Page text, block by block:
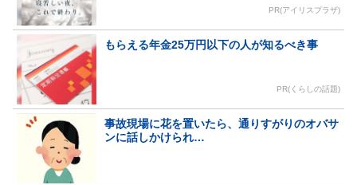
PR(アイリスプラザ)
もらえる年金25万円以下の人が知るべき事
PR(くらしの話題)
事故現場に花を置いたら、通りすがりのオバサ
ンに話しかけられ…